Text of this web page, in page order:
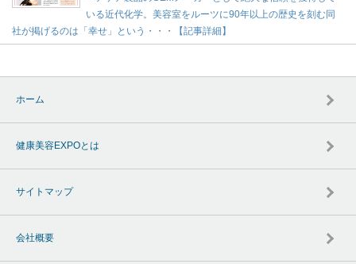
いる近代化学。美容室をルーツに90年以上の歴史を刻む同
社が掲げるのは「幸せ」という・・・【記事詳細】
ホーム
健康美容EXPOとは
サイトマップ
会社概要